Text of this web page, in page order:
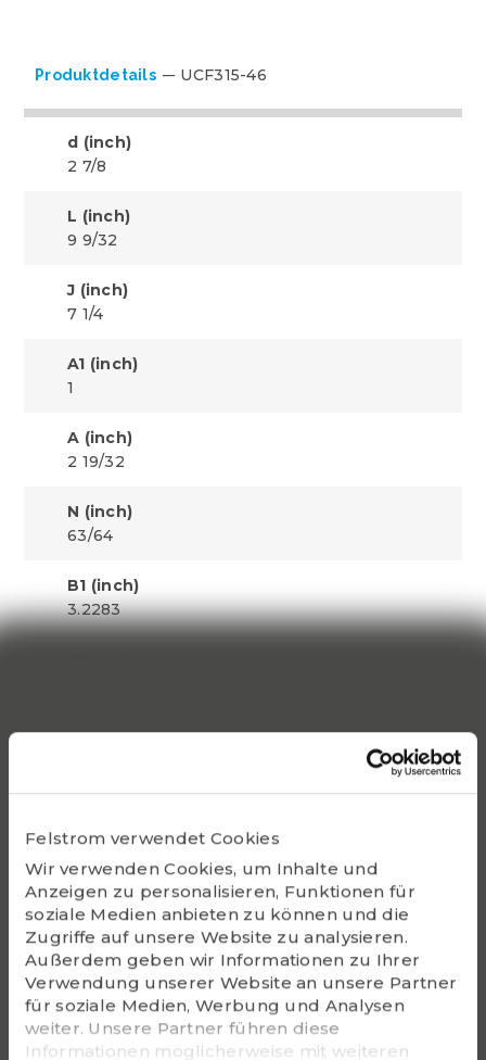
Felstrom verwendet Cookies
Wir verwenden Cookies, um Inhalte und
Anzeigen zu personalisieren, Funktionen für
soziale Medien anbieten zu können und die
Zugriffe auf unsere Website zu analysieren.
Außerdem geben wir Informationen zu Ihrer
Verwendung unserer Website an unsere Partner
für soziale Medien, Werbung und Analysen
weiter. Unsere Partner führen diese
Informationen möglicherweise mit weiteren
Produktdetails UCF315-46
d (inch)
2 7/8
L (inch)
9 9/32
J (inch)
7 1/4
A1 (inch)
1
A (inch)
2 19/32
N (inch)
63/64
B1 (inch)
3.2283
Static Co
UC315-46
Housing
F315
G - Bolt size
7/8
m (kg)
11.6